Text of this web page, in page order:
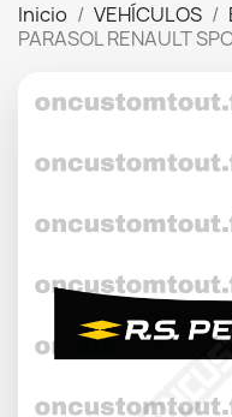
Inicio VEHÍCULOS
PARASOL RENAULT